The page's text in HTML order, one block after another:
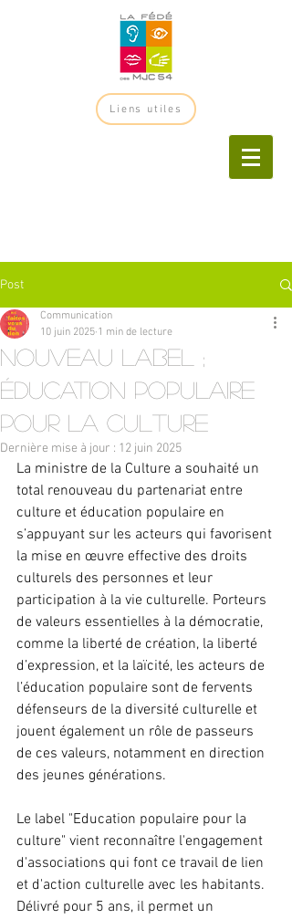
Liens utiles
Post
Nouveau label ;
éducation populaire
pour la culture
Communication
10 juin 2025 1 min de lecture
Dernière mise à jour : 12 juin 2025
La ministre de la Culture a souhaité un
total renouveau du partenariat entre
culture et éducation populaire en
s’appuyant sur les acteurs qui favorisent
la mise en œuvre effective des droits
culturels des personnes et leur
participation à la vie culturelle. Porteurs
de valeurs essentielles à la démocratie,
comme la liberté de création, la liberté
d’expression, et la laïcité, les acteurs de
l’éducation populaire sont de fervents
défenseurs de la diversité culturelle et
jouent également un rôle de passeurs
de ces valeurs, notamment en direction
des jeunes générations.
Le label "Education populaire pour la
culture" vient reconnaître l'engagement
d'associations qui font ce travail de lien
et d'action culturelle avec les habitants.
Délivré pour 5 ans, il permet un